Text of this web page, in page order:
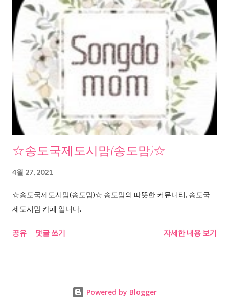
☆송도국제도시맘(송도맘)☆
4월 27, 2021
☆송도국제도시맘(송도맘)☆ 송도맘의 따뜻한 커뮤니티, 송도국
제도시맘 카페 입니다.
공유 댓글 쓰기 자세한 내용 보기
Powered by Blogger